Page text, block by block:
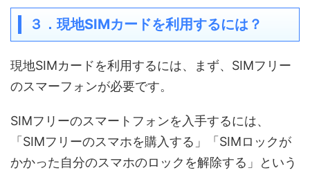
３．現地SIMカードを利用するには？
現地SIMカードを利用するには、まず、SIMフリー
のスマーフォンが必要です。
SIMフリーのスマートフォンを入手するには、
「SIMフリーのスマホを購入する」「SIMロックが
かかった自分のスマホのロックを解除する」という